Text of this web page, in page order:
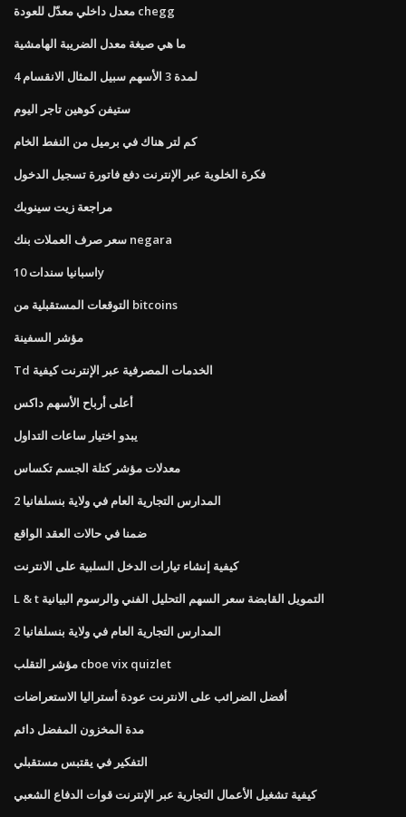
معدل داخلي معدّل للعودة chegg
ما هي صيغة معدل الضريبة الهامشية
4 لمدة 3 الأسهم سبيل المثال الانقسام
ستيفن كوهين تاجر اليوم
كم لتر هناك في برميل من النفط الخام
فكرة الخلوية عبر الإنترنت دفع فاتورة تسجيل الدخول
مراجعة زيت سينوبك
سعر صرف العملات بنك negara
اسبانيا سندات 10y
التوقعات المستقبلية من bitcoins
مؤشر السفينة
Td الخدمات المصرفية عبر الإنترنت كيفية
أعلى أرباح الأسهم داكس
يبدو اختيار ساعات التداول
معدلات مؤشر كتلة الجسم تكساس
2 المدارس التجارية العام في ولاية بنسلفانيا
ضمنا في حالات العقد الواقع
كيفية إنشاء تيارات الدخل السلبية على الانترنت
L & t التمويل القابضة سعر السهم التحليل الفني والرسوم البيانية
2 المدارس التجارية العام في ولاية بنسلفانيا
مؤشر التقلب cboe vix quizlet
أفضل الضرائب على الانترنت عودة أستراليا الاستعراضات
مدة المخزون المفضل دائم
التفكير في يقتبس مستقبلي
كيفية تشغيل الأعمال التجارية عبر الإنترنت قوات الدفاع الشعبي